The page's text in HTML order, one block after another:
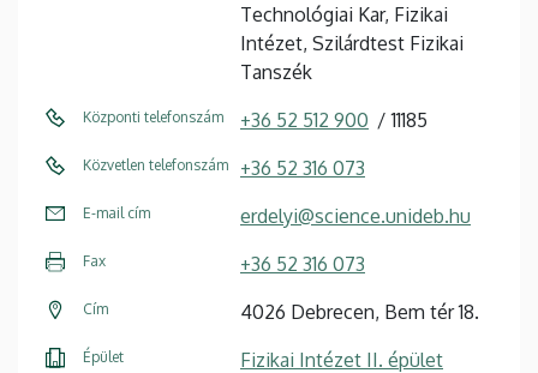
Technológiai Kar, Fizikai
Intézet, Szilárdtest Fizikai
Tanszék
Központi telefonszám +36 52 512 900 11185
Közvetlen telefonszám +36 52 316 073
E-mail cím erdelyi@science.unideb.hu
Fax +36 52 316 073
Cím 4026 Debrecen, Bem tér 18.
Épület Fizikai Intézet II. épület